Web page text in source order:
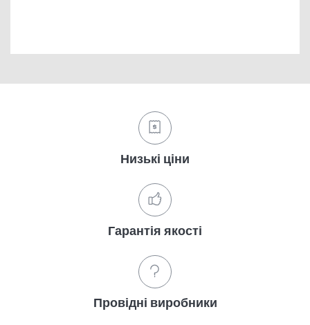
Низькі ціни
Гарантія якості
Провідні виробники